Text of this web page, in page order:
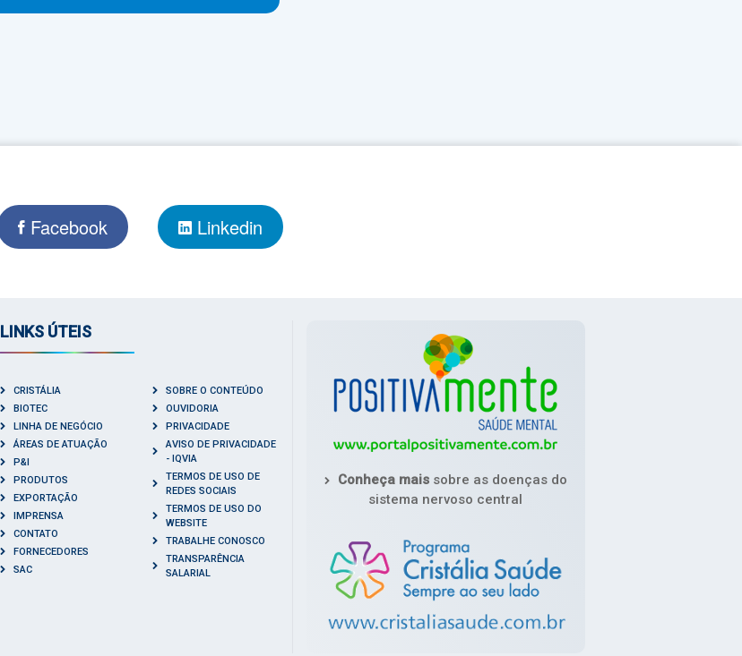
Facebook Linkedin
LINKS ÚTEIS
CRISTÁLIA
BIOTEC
LINHA DE NEGÓCIO
ÁREAS DE ATUAÇÃO
P&I
PRODUTOS
EXPORTAÇÃO
IMPRENSA
CONTATO
FORNECEDORES
SAC
SOBRE O CONTEÚDO
OUVIDORIA
PRIVACIDADE
AVISO DE PRIVACIDADE
- IQVIA
TERMOS DE USO DE
REDES SOCIAIS
TERMOS DE USO DO
WEBSITE
TRABALHE CONOSCO
TRANSPARÊNCIA
SALARIAL
Conheça maissobre as doenças do
sistema nervoso central